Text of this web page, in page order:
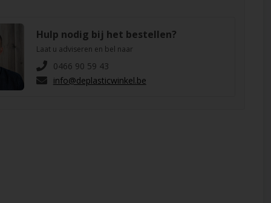
Hulp nodig bij het bestellen?
Laat u adviseren en bel naar
0466 90 59 43
info@deplasticwinkel.be